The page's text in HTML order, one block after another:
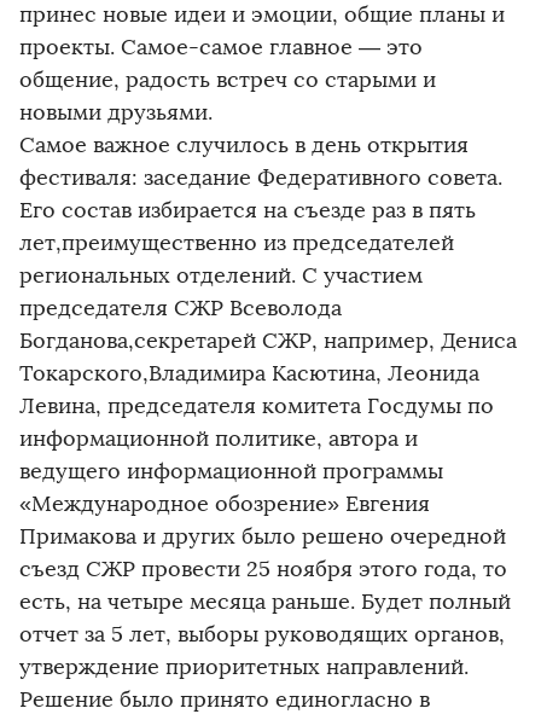
принес новые идеи и эмоции, общие планы и
проекты. Самое-самое главное — это
общение, радость встреч со старыми и
новыми друзьями.
Самое важное случилось в день открытия
фестиваля: заседание Федеративного совета.
Его состав избирается на съезде раз в пять
лет,преимущественно из председателей
региональных отделений. С участием
председателя СЖР Всеволода
Богданова,секретарей СЖР, например, Дениса
Токарского,Владимира Касютина, Леонида
Левина, председателя комитета Госдумы по
информационной политике, автора и
ведущего информационной программы
«Международное обозрение» Евгения
Примакова и других было решено очередной
съезд СЖР провести 25 ноября этого года, то
есть, на четыре месяца раньше. Будет полный
отчет за 5 лет, выборы руководящих органов,
утверждение приоритетных направлений.
Решение было принято единогласно в